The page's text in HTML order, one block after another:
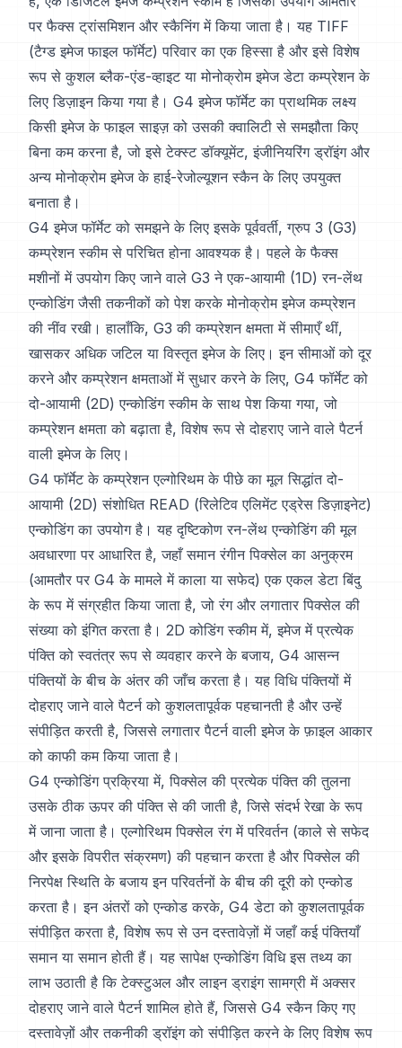
पर फैक्स ट्रांसमिशन और स्कैनिंग में किया जाता है। यह TIFF
(टैग्ड इमेज फाइल फॉर्मेट) परिवार का एक हिस्सा है और इसे विशेष
रूप से कुशल ब्लैक-एंड-व्हाइट या मोनोक्रोम इमेज डेटा कम्प्रेशन के
लिए डिज़ाइन किया गया है। G4 इमेज फॉर्मेट का प्राथमिक लक्ष्य
किसी इमेज के फाइल साइज़ को उसकी क्वालिटी से समझौता किए
बिना कम करना है, जो इसे टेक्स्ट डॉक्यूमेंट, इंजीनियरिंग ड्रॉइंग और
अन्य मोनोक्रोम इमेज के हाई-रेजोल्यूशन स्कैन के लिए उपयुक्त
बनाता है।
G4 इमेज फॉर्मेट को समझने के लिए इसके पूर्ववर्ती, ग्रुप 3 (G3)
कम्प्रेशन स्कीम से परिचित होना आवश्यक है। पहले के फैक्स
मशीनों में उपयोग किए जाने वाले G3 ने एक-आयामी (1D) रन-लेंथ
एन्कोडिंग जैसी तकनीकों को पेश करके मोनोक्रोम इमेज कम्प्रेशन
की नींव रखी। हालाँकि, G3 की कम्प्रेशन क्षमता में सीमाएँ थीं,
खासकर अधिक जटिल या विस्तृत इमेज के लिए। इन सीमाओं को दूर
करने और कम्प्रेशन क्षमताओं में सुधार करने के लिए, G4 फॉर्मेट को
दो-आयामी (2D) एन्कोडिंग स्कीम के साथ पेश किया गया, जो
कम्प्रेशन क्षमता को बढ़ाता है, विशेष रूप से दोहराए जाने वाले पैटर्न
वाली इमेज के लिए।
G4 फॉर्मेट के कम्प्रेशन एल्गोरिथम के पीछे का मूल सिद्धांत दो-
आयामी (2D) संशोधित READ (रिलेटिव एलिमेंट एड्रेस डिज़ाइनेट)
एन्कोडिंग का उपयोग है। यह दृष्टिकोण रन-लेंथ एन्कोडिंग की मूल
अवधारणा पर आधारित है, जहाँ समान रंगीन पिक्सेल का अनुक्रम
(आमतौर पर G4 के मामले में काला या सफेद) एक एकल डेटा बिंदु
के रूप में संग्रहीत किया जाता है, जो रंग और लगातार पिक्सेल की
संख्या को इंगित करता है। 2D कोडिंग स्कीम में, इमेज में प्रत्येक
पंक्ति को स्वतंत्र रूप से व्यवहार करने के बजाय, G4 आसन्न
पंक्तियों के बीच के अंतर की जाँच करता है। यह विधि पंक्तियों में
दोहराए जाने वाले पैटर्न को कुशलतापूर्वक पहचानती है और उन्हें
संपीड़ित करती है, जिससे लगातार पैटर्न वाली इमेज के फ़ाइल आकार
को काफी कम किया जाता है।
G4 एन्कोडिंग प्रक्रिया में, पिक्सेल की प्रत्येक पंक्ति की तुलना
उसके ठीक ऊपर की पंक्ति से की जाती है, जिसे संदर्भ रेखा के रूप
में जाना जाता है। एल्गोरिथम पिक्सेल रंग में परिवर्तन (काले से सफेद
और इसके विपरीत संक्रमण) की पहचान करता है और पिक्सेल की
निरपेक्ष स्थिति के बजाय इन परिवर्तनों के बीच की दूरी को एन्कोड
करता है। इन अंतरों को एन्कोड करके, G4 डेटा को कुशलतापूर्वक
संपीड़ित करता है, विशेष रूप से उन दस्तावेज़ों में जहाँ कई पंक्तियाँ
समान या समान होती हैं। यह सापेक्ष एन्कोडिंग विधि इस तथ्य का
लाभ उठाती है कि टेक्स्टुअल और लाइन ड्राइंग सामग्री में अक्सर
दोहराए जाने वाले पैटर्न शामिल होते हैं, जिससे G4 स्कैन किए गए
दस्तावेज़ों और तकनीकी ड्रॉइंग को संपीड़ित करने के लिए विशेष रूप